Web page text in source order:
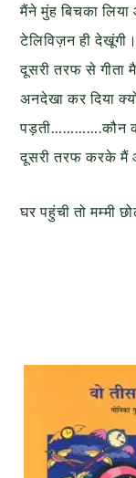
मैंने मुंह बिचका
टेलिविज़न ही
दूसरी तरफ से
अनदेखा कर दिया
पड़ती………….कौन
दूसरी तरफ करके मैं
घर पहुंची तो मम्मी